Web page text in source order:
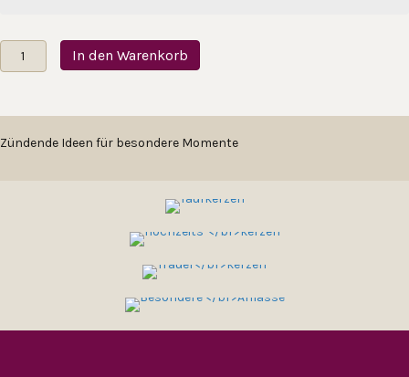
Hochzeitskerze
Baumstamm
In den Warenkorb
Zündende Ideen für besondere Momente
KERZEN
TRAUER
KERZEN
BESONDER
E
ANLÄSSE